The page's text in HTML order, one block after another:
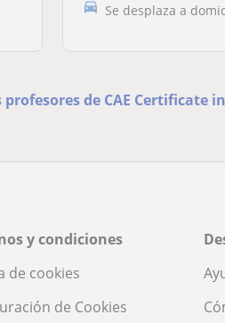
Se desplaza a
profesores de CAE Certificate
y condiciones
de cookies
de Cookies